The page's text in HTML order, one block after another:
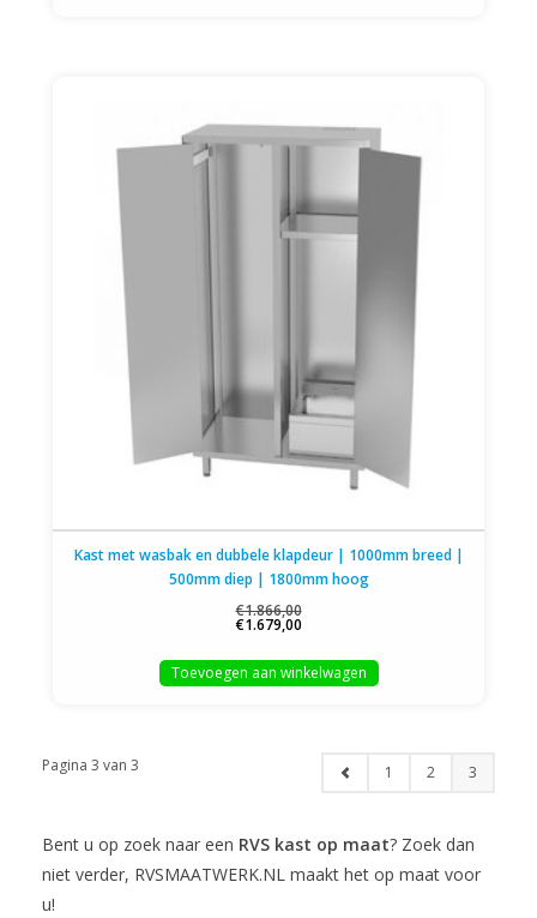
Kast met wasbak en dubbele klapdeur | 1000mm breed |
500mm diep | 1800mm hoog
€1.866,00
€1.679,00
Toevoegen aan winkelwagen
Pagina 3 van 3 1 2 3
Bent u op zoek naar een RVS kast op maat? Zoek dan
niet verder, RVSMAATWERK.NL maakt het op maat voor
u!